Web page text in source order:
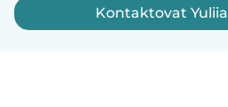
Kontaktovat Yuliia